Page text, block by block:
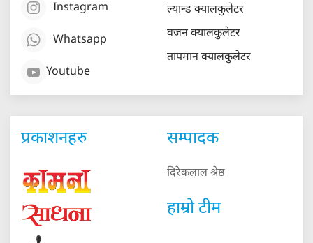
Instagram
Whatsapp
Youtube
ल्यान्ड क्यालकुलेटर
वजन क्यालकुलेटर
तापमान क्यालकुलेटर
प्रकाशनहरु सम्पादक
दिरेकलाल श्रेष्ठ
हाम्रो टीम